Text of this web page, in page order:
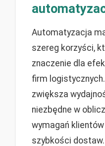
Automatyzacja
szereg korzyści,
znaczenie dla
firm
zwiększa
niezbędne w
wymagań
szybkości